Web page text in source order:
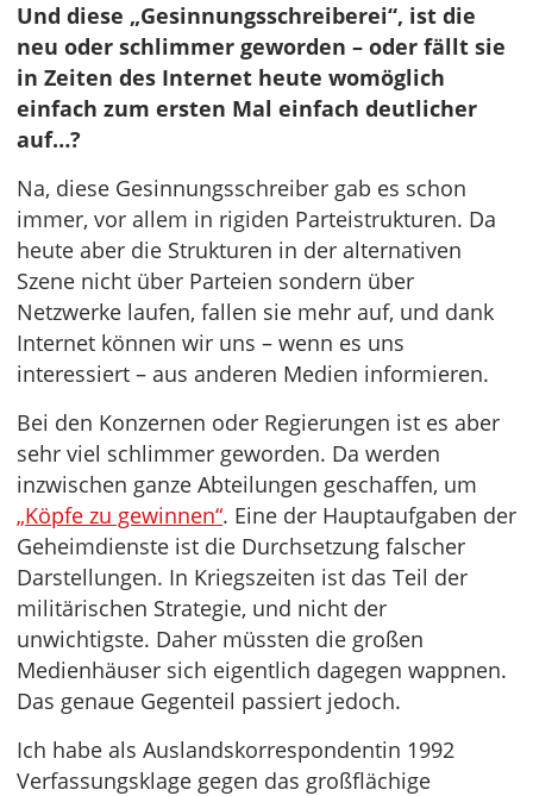
Und diese „Gesinnungsschreiberei“, ist die
neu oder schlimmer geworden – oder fällt sie
in Zeiten des Internet heute womöglich
einfach zum ersten Mal einfach deutlicher
auf…?
Na, diese Gesinnungsschreiber gab es schon
immer, vor allem in rigiden Parteistrukturen. Da
heute aber die Strukturen in der alternativen
Szene nicht über Parteien sondern über
Netzwerke laufen, fallen sie mehr auf, und dank
Internet können wir uns – wenn es uns
interessiert – aus anderen Medien informieren.
Bei den Konzernen oder Regierungen ist es aber
sehr viel schlimmer geworden. Da werden
inzwischen ganze Abteilungen geschaffen, um
„Köpfe zu gewinnen“. Eine der Hauptaufgaben der
Geheimdienste ist die Durchsetzung falscher
Darstellungen. In Kriegszeiten ist das Teil der
militärischen Strategie, und nicht der
unwichtigste. Daher müssten die großen
Medienhäuser sich eigentlich dagegen wappnen.
Das genaue Gegenteil passiert jedoch.
Ich habe als Auslandskorrespondentin 1992
Verfassungsklage gegen das großflächige